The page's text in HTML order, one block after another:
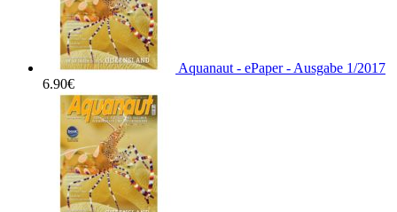
Aquanaut - ePaper - Ausgabe 1/2017
6.90€